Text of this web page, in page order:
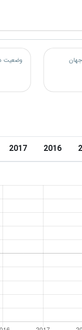
جهان وضعیت
2016
2017